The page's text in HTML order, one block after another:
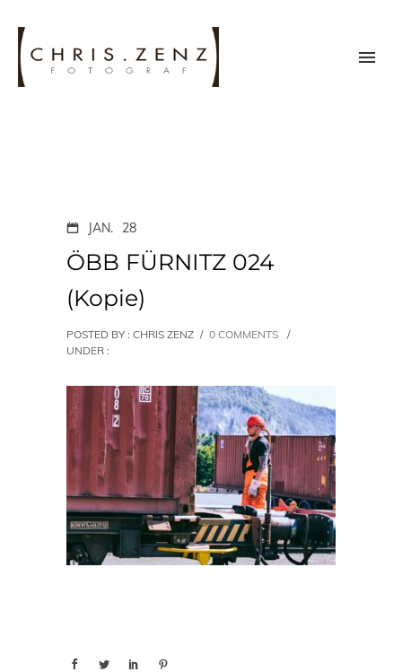
JAN. 28
ÖBB FÜRNITZ 024
(Kopie)
POSTED BY : CHRIS ZENZ / 0 COMMENTS
/
UNDER :